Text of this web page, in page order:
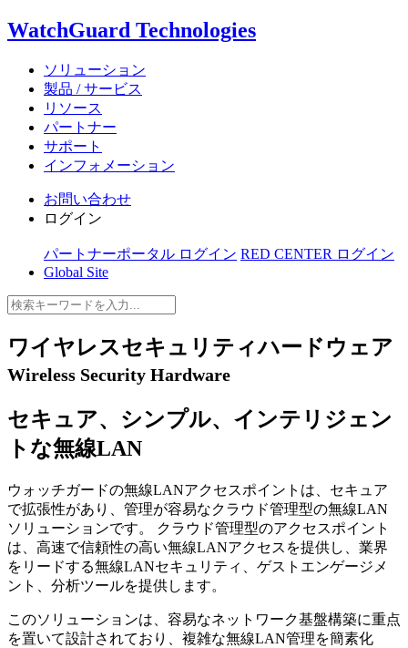
WatchGuard Technologies
ソリューション
製品 / サービス
リソース
パートナー
サポート
インフォメーション
お問い合わせ
ログイン
パートナーポータル ログイン RED CENTER ログイン
Global Site
ワイヤレスセキュリティハードウェア
Wireless Security Hardware
セキュア、シンプル、インテリジェン
トな無線LAN
ウォッチガードの無線LANアクセスポイントは、セキュア
で拡張性があり、管理が容易なクラウド管理型の無線LAN
ソリューションです。 クラウド管理型のアクセスポイント
は、高速で信頼性の高い無線LANアクセスを提供し、業界
をリードする無線LANセキュリティ、ゲストエンゲージメ
ント、分析ツールを提供します。
このソリューションは、容易なネットワーク基盤構築に重点
を置いて設計されており、複雑な無線LAN管理を簡素化